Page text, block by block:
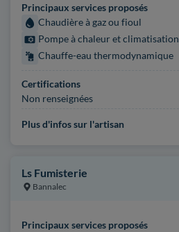
Principaux services proposés
Chaudière à gaz ou fioul
Pompe à chaleur et climatisation
Chauffe-eau thermodynamique
Certifications
Non renseignées
Plus d'infos sur l'artisan
Ls Fumisterie
Bannalec
Principaux services proposés